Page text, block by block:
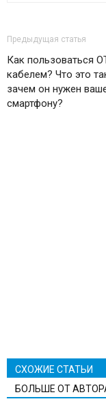
Предыдущая статья
Как пользоваться
кабелем? Что это
зачем он нужен
смартфону?
СХОЖИЕ СТАТЬИ
БОЛЬШЕ ОТ